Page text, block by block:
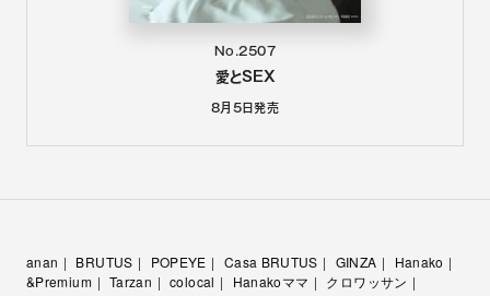
No.2507
愛とSEX
8月5日発売
anan BRUTUS POPEYE Casa BRUTUS GINZA
Hanako
&Premium
Tarzan colocal Hanakoママ
クロワッサン